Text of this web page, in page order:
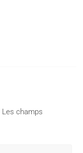
Les champs